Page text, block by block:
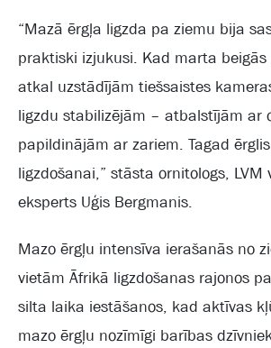
“Mazā ērgļa ligzda pa ziemu bija
praktiski izjukusi. Kad marta beigās
atkal uzstādījām tiešsaistes
ligzdu stabilizējām – atbalstījām ar
papildinājām ar zariem. Tagad
ligzdošanai,” stāsta ornitologs, LVM
eksperts Uģis Bergmanis.
Mazo ērgļu intensīva ierašanās no
vietām Āfrikā ligzdošanas rajonos
silta laika iestāšanos, kad aktīvas
mazo ērgļu nozīmīgi barības